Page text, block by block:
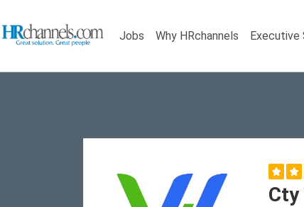
Jobs Why HRchannels Executive